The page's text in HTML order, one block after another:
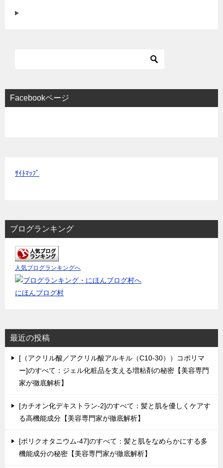
Facebookページ
ｻｲﾄﾏｯﾌﾟ
ブログランキング
人気ブログランキングへ
にほんブログ村
最近の投稿
[（アクリル酸／アクリル酸アルキル（C10-30））コポリマ
ー]のすべて：ジェル化粧品を支える増粘剤の秘密【美容専門
家が徹底解析】
[カチオン化デキストラン-2]のすべて：髪と肌を優しくケアす
る高機能成分【美容専門家が徹底解析】
[ポリクオタニウム-47]のすべて：髪と肌をなめらかにする多
機能成分の秘密【美容専門家が徹底解析】